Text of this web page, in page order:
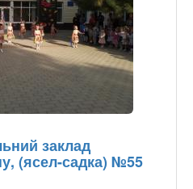
заклад
(ясел-садка) №55